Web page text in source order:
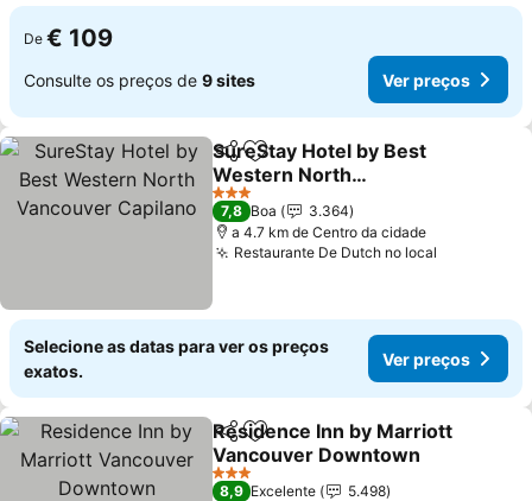
De € 109
Consulte os preços de 9 sites Ver preços
PartilharAdicionar aos favoritos
SureStay Hotel by Best
Western North
Vancouver Capilano
3 Estrelas
7,8 Boa
3.364
a 4.7 km de Centro da cidade
Restaurante De Dutch no local
Selecione as datas para ver os preços
exatos.
Ver preços
PartilharAdicionar aos favoritos
Residence Inn by Marriott
Vancouver Downtown
3 Estrelas
8,9 Excelente
5.498